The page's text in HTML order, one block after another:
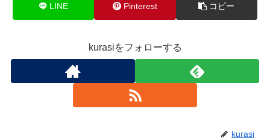
LINE Pinterest コピー
kurasiをフォローする
kurasi